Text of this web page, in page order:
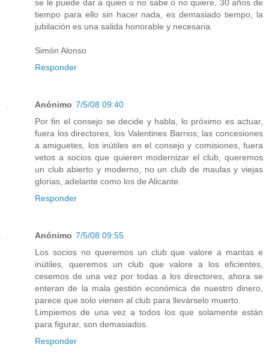
se le puede dar a quien o no sabe o no quiere, 30 años de
tiempo para ello sin hacer nada, es demasiado tiempo, la
jubilación es una salida honorable y necesaria.
Simón Alonso
Responder
Anónimo 7/5/08 09:40
Por fin el consejo se decide y habla, lo próximo es actuar,
fuera los directores, los Valentines Barrios, las concesiones
a amiguetes, los inútiles en el consejo y comisiones, fuera
vetos a socios que quieren modernizar el club, queremos
un club abierto y moderno, no un club de maulas y viejas
glorias, adelante como los de Alicante.
Responder
Anónimo 7/5/08 09:55
Los socios no queremos un club que valore a mantas e
inútiles, queremos un club que valore a los eficientes,
cesemos de una vez por todas a los directores, ahora se
enteran de la mala gestión económica de nuestro dinero,
parece que solo vienen al club para llevárselo muerto.
Limpiemos de una vez a todos los que solamente están
para figurar, son demasiados.
Responder